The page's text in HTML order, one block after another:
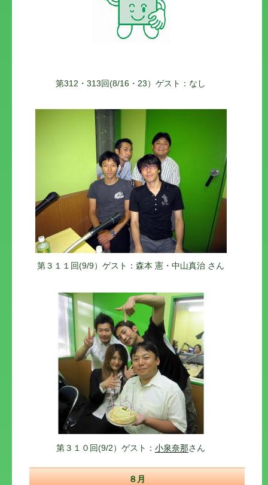
第312・313回(8/16・23）ゲスト：なし
第３１１回(9/9）ゲスト：森本 憲・中山真治 さん
第３１０回(9/2）ゲスト：小泉奈那さん
８月